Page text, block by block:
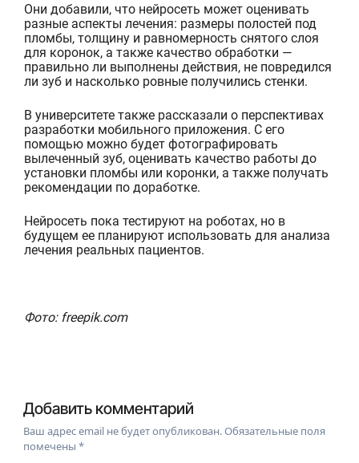
Они добавили, что нейросеть может оценивать
разные аспекты лечения: размеры полостей под
пломбы, толщину и равномерность снятого слоя
для коронок, а также качество обработки —
правильно ли выполнены действия, не повредился
ли зуб и насколько ровные получились стенки.
В университете также рассказали о перспективах
разработки мобильного приложения. С его
помощью можно будет фотографировать
вылеченный зуб, оценивать качество работы до
установки пломбы или коронки, а также получать
рекомендации по доработке.
Нейросеть пока тестируют на роботах, но в
будущем ее планируют использовать для анализа
лечения реальных пациентов.
Фото: freepik.com
Добавить комментарий
Ваш адрес email не будет опубликован.Обязательные поля
помечены*